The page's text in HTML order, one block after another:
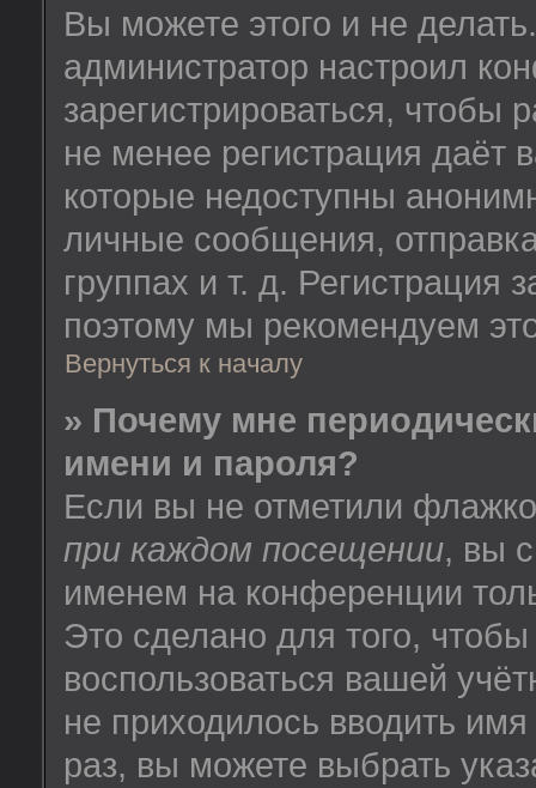
Вы можете этого и не
администратор настроил
зарегистрироваться,
не менее регистрация даёт
которые недоступны
личные сообщения,
группах и т. д. Регистрация
поэтому мы рекомендуем
Вернуться к началу
» Почему мне
имени и пароля?
Если вы не отметили
при каждом посещении, вы
именем на конференции
Это сделано для того,
воспользоваться вашей
не приходилось вводить
раз, вы можете выбрать